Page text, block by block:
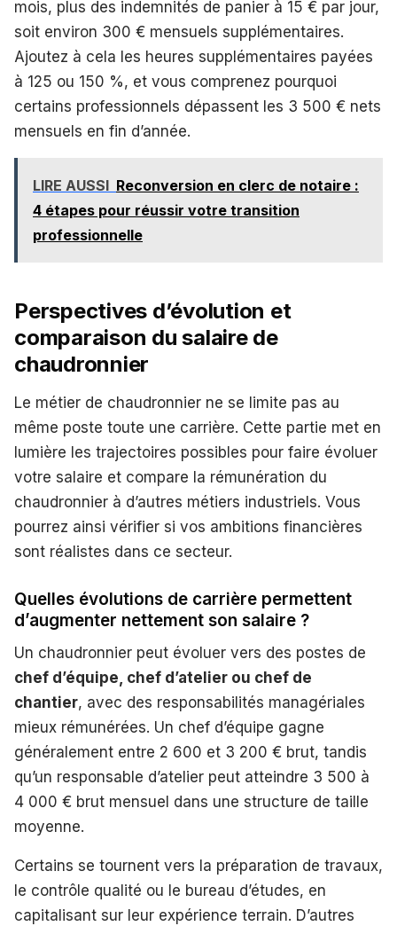
mois, plus des indemnités de panier à 15 € par jour,
soit environ 300 € mensuels supplémentaires.
Ajoutez à cela les heures supplémentaires payées
à 125 ou 150 %, et vous comprenez pourquoi
certains professionnels dépassent les 3 500 € nets
mensuels en fin d’année.
LIRE AUSSI Reconversion en clerc de notaire :
4 étapes pour réussir votre transition
professionnelle
Perspectives d’évolution et
comparaison du salaire de
chaudronnier
Le métier de chaudronnier ne se limite pas au
même poste toute une carrière. Cette partie met en
lumière les trajectoires possibles pour faire évoluer
votre salaire et compare la rémunération du
chaudronnier à d’autres métiers industriels. Vous
pourrez ainsi vérifier si vos ambitions financières
sont réalistes dans ce secteur.
Quelles évolutions de carrière permettent
d’augmenter nettement son salaire ?
Un chaudronnier peut évoluer vers des postes de
chef d’équipe, chef d’atelier ou chef de
chantier, avec des responsabilités managériales
mieux rémunérées. Un chef d’équipe gagne
généralement entre 2 600 et 3 200 € brut, tandis
qu’un responsable d’atelier peut atteindre 3 500 à
4 000 € brut mensuel dans une structure de taille
moyenne.
Certains se tournent vers la préparation de travaux,
le contrôle qualité ou le bureau d’études, en
capitalisant sur leur expérience terrain. D’autres